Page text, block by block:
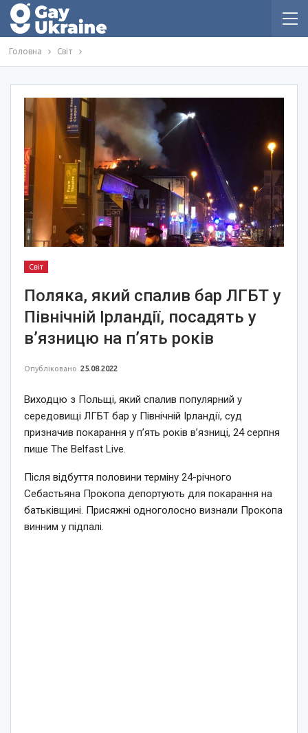
Головна Світ
Світ
Поляка, який спалив бар ЛГБТ у
Північній Ірландії, посадять у
в’язницю на п’ять років
Опубліковано 25.08.2022
Виходцю з Польщі, який спалив популярний у
середовищі ЛГБТ бар у Північній Ірландії, суд
призначив покарання у п’ять років в’язниці, 24 серпня
пише The Belfast Live.
Після відбуття половини терміну 24-річного
Себастьяна Прокопа депортують для покарання на
батьківщині. Присяжні одноголосно визнали Прокопа
винним у підпалі.